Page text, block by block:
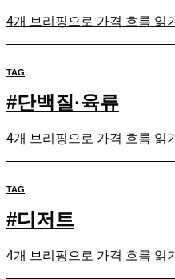
4개 브리핑으로 가격 흐름 읽기
TAG
#단백질·육류
4개 브리핑으로 가격 흐름 읽기
TAG
#디저트
4개 브리핑으로 가격 흐름 읽기